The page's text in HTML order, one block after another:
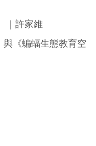
｜許家維
與《蝙蝠生態教育空